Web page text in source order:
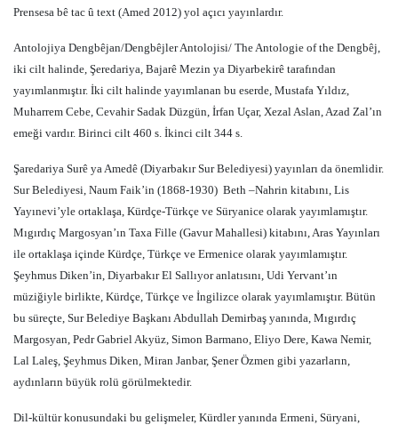
Prensesa bê tac û text (Amed 2012) yol açıcı yayınlardır.
Antolojiya Dengbêjan/Dengbêjler Antolojisi/ The Antologie of the Dengbêj,
iki cilt halinde, Şeredariya, Bajarê Mezin ya Diyarbekirê tarafından
yayımlanmıştır. İki cilt halinde yayımlanan bu eserde, Mustafa Yıldız,
Muharrem Cebe, Cevahir Sadak Düzgün, İrfan Uçar, Xezal Aslan, Azad Zal’ın
emeği vardır. Birinci cilt 460 s. İkinci cilt 344 s.
Şaredariya Surê ya Amedê (Diyarbakır Sur Belediyesi) yayınları da önemlidir.
Sur Belediyesi, Naum Faik’in (1868-1930) Beth –Nahrin kitabını, Lis
Yayınevi’yle ortaklaşa, Kürdçe-Türkçe ve Süryanice olarak yayımlamıştır.
Mıgırdıç Margosyan’ın Taxa Fille (Gavur Mahallesi) kitabını, Aras Yayınları
ile ortaklaşa içinde Kürdçe, Türkçe ve Ermenice olarak yayımlamıştır.
Şeyhmus Diken’in, Diyarbakır El Sallıyor anlatısını, Udi Yervant’ın
müziğiyle birlikte, Kürdçe, Türkçe ve İngilizce olarak yayımlamıştır. Bütün
bu süreçte, Sur Belediye Başkanı Abdullah Demirbaş yanında, Mıgırdıç
Margosyan, Pedr Gabriel Akyüz, Simon Barmano, Eliyo Dere, Kawa Nemir,
Lal Laleş, Şeyhmus Diken, Miran Janbar, Şener Özmen gibi yazarların,
aydınların büyük rolü görülmektedir.
Dil-kültür konusundaki bu gelişmeler, Kürdler yanında Ermeni, Süryani,